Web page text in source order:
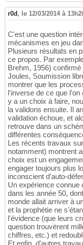
r0d , le 12/03/2014 à
C'est une question
mécanismes en jeu
Plusieurs résultats en
ce propos. Par
Brehm, 1956)
Joules, Soumission
montrer que les
l'inverse de ce que
y a un choix à faire,
la validons ensuite. Il
validation échoue, et
retrouve dans un
différentes
Les récents travaux
notamment) montrent
choix est un
engager toujours plus
inconscient d'auto-
Un expérience connue
dans les année 50,
monde allait arriver à
et la prophétie ne
l'évidence (que leurs
question trouvèrent
chiffres, etc.) et